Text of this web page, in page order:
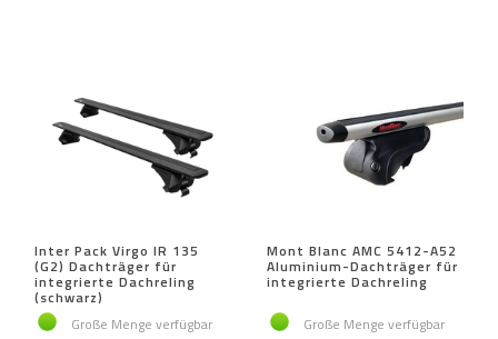
Inter Pack Virgo IR 135
(G2) Dachträger für
integrierte Dachreling
(schwarz)
Große Menge verfügbar
Mont Blanc AMC 5412-A52
Aluminium-Dachträger für
integrierte Dachreling
Große Menge verfügbar